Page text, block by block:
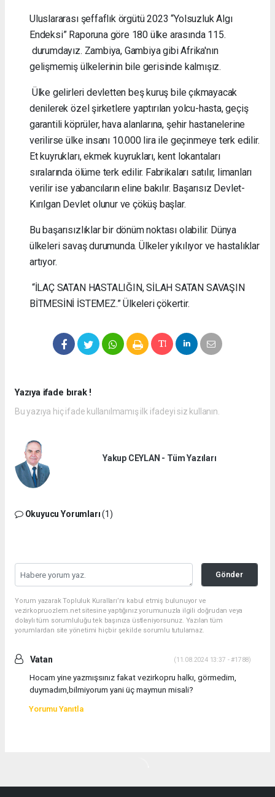
Uluslararası şeffaflık örgütü 2023 “Yolsuzluk Algı
Endeksi” Raporuna göre 180 ülke arasında 115.
durumdayız. Zambiya, Gambiya gibi Afrika'nın
gelişmemiş ülkelerinin bile gerisinde kalmışız.
Ülke gelirleri devletten beş kuruş bile çıkmayacak
denilerek özel şirketlere yaptırılan yolcu-hasta, geçiş
garantili köprüler, hava alanlarına, şehir hastanelerine
verilirse ülke insanı 10.000 lira ile geçinmeye terk edilir.
Et kuyrukları, ekmek kuyrukları, kent lokantaları
sıralarında ölüme terk edilir. Fabrikaları satılır, limanları
verilir ise yabancıların eline bakılır. Başarısız Devlet-
Kırılgan Devlet olunur ve çöküş başlar.
Bu başarısızlıklar bir dönüm noktası olabilir. Dünya
ülkeleri savaş durumunda. Ülkeler yıkılıyor ve hastalıklar
artıyor.
“İLAÇ SATAN HASTALIĞIN, SİLAH SATAN SAVAŞIN
BİTMESİNİ İSTEMEZ.” Ülkeleri çökertir.
Yazıya ifade bırak !
Bu yazıya hiç ifade kullanılmamış ilk ifadeyi siz kullanın.
Yakup CEYLAN - Tüm Yazıları
Okuyucu Yorumları(1)
Gönder
Yorum yazarak Topluluk Kuralları’nı kabul etmiş bulunuyor ve
vezirkopruozlem.net sitesine yaptığınız yorumunuzla ilgili doğrudan veya
dolaylı tüm sorumluluğu tek başınıza üstleniyorsunuz. Yazılan tüm
yorumlardan site yönetimi hiçbir şekilde sorumlu tutulamaz.
Vatan (11.08.2024 13:37 - #1788)
Hocam yine yazmışsınız fakat vezirkopru halkı, görmedim,
duymadım,bilmiyorum yani üç maymun misali?
Yorumu Yanıtla